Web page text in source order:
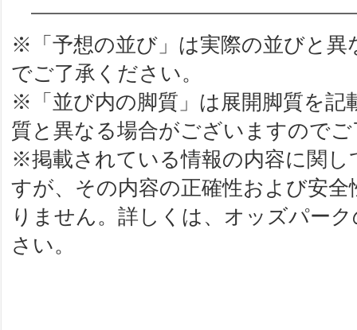
※「予想の並び」は実際の並びと異
でご了承ください。
※「並び内の脚質」は展開脚質を記
質と異なる場合がございますので
※掲載されている情報の内容に関
すが、その内容の正確性および安
りません。詳しくは、オッズパー
さい。